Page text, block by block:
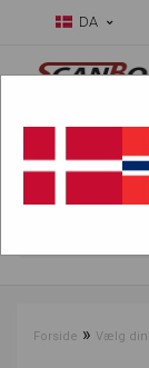
DA
Forside » Vælg